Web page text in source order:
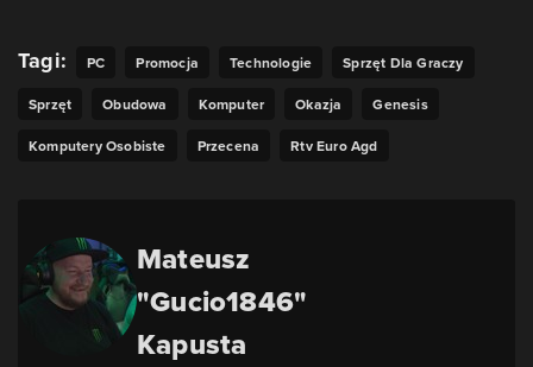
Tagi: PC Promocja Technologie Sprzęt Dla Graczy
Sprzęt Obudowa Komputer Okazja Genesis
Komputery Osobiste Przecena Rtv Euro Agd
Mateusz
"Gucio1846"
Kapusta